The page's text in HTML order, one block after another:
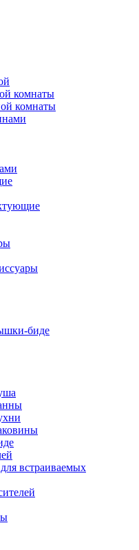
комнаты
комнаты
биде
встраиваемых